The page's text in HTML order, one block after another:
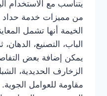
يتناسب مع الاستخدام
من مميزات خدمة
الخيمة أنها تشمل
الباب، التصنيع،
يمكن إضافة بعض
الزخارف الحديدية،
مقاومة للعوامل